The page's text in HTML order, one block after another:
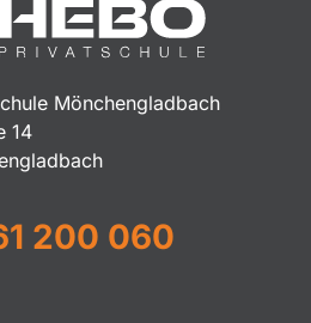
Mönchengladbach
14
200 060